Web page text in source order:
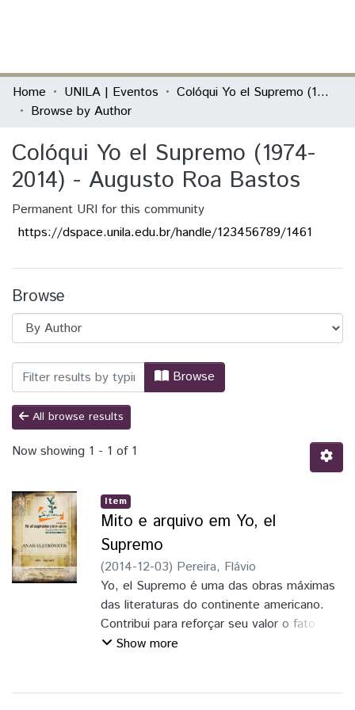
Communities & Collections
All of DSpace
Home UNILA | Eventos
Colóqui Yo el Supremo (1974-2014) - Augusto Roa Bastos
Browse by Author
Colóqui Yo el Supremo (1974-
2014) - Augusto Roa Bastos
Permanent URI for this community
https://dspace.unila.edu.br/handle/123456789/1461
Browse
Browsing Colóqui Yo el Supremo
Browse
All browse results
Now showing 1 - 1 of 1
Item
Mito e arquivo em Yo, el
Supremo
(2014-12-03) Pereira, Flávio
Yo, el Supremo é uma das obras máximas
das literaturas do continente americano.
Contribui para reforçar seu valor o fato de
que mantém um forte vínculo com a
Show more